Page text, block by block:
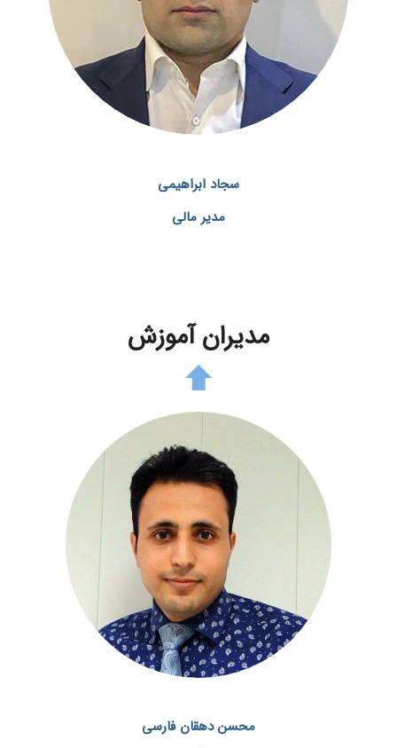
سجاد ابراهیمی
مدیر مالی
مدیران آموزش
محسن دهقان فارسی